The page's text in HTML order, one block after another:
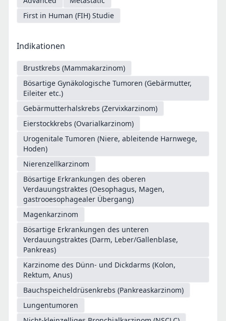
First in Human (FIH) Studie
Indikationen
Brustkrebs (Mammakarzinom)
Bösartige Gynäkologische Tumoren (Gebärmutter,
Eileiter etc.)
Gebärmutterhalskrebs (Zervixkarzinom)
Eierstockkrebs (Ovarialkarzinom)
Urogenitale Tumoren (Niere, ableitende Harnwege,
Hoden)
Nierenzellkarzinom
Bösartige Erkrankungen des oberen
Verdauungstraktes (Oesophagus, Magen,
gastrooesophagealer Übergang)
Magenkarzinom
Bösartige Erkrankungen des unteren
Verdauungstraktes (Darm, Leber/Gallenblase,
Pankreas)
Karzinome des Dünn- und Dickdarms (Kolon,
Rektum, Anus)
Bauchspeicheldrüsenkrebs (Pankreaskarzinom)
Lungentumoren